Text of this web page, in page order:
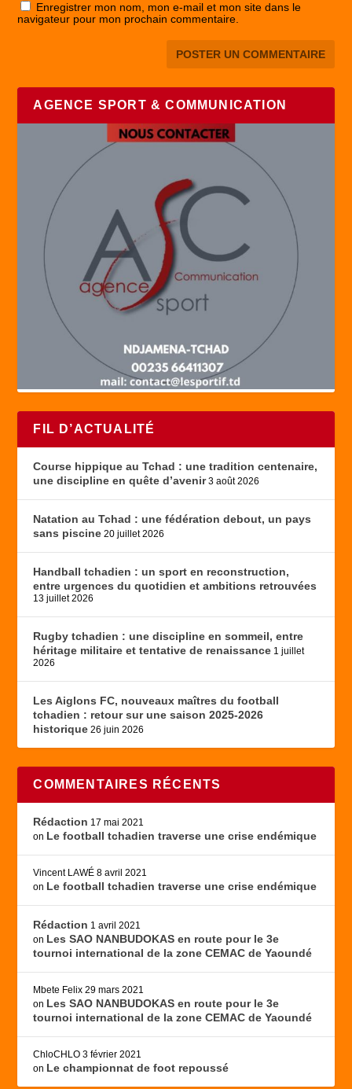
Enregistrer mon nom, mon e-mail et mon site dans le
navigateur pour mon prochain commentaire.
AGENCE SPORT & COMMUNICATION
FIL D’ACTUALITÉ
Course hippique au Tchad : une tradition centenaire,
une discipline en quête d’avenir 3 août 2026
Natation au Tchad : une fédération debout, un pays
sans piscine 20 juillet 2026
Handball tchadien : un sport en reconstruction,
entre urgences du quotidien et ambitions retrouvées
13 juillet 2026
Rugby tchadien : une discipline en sommeil, entre
héritage militaire et tentative de renaissance 1 juillet
2026
Les Aiglons FC, nouveaux maîtres du football
tchadien : retour sur une saison 2025-2026
historique 26 juin 2026
COMMENTAIRES RÉCENTS
Rédaction 17 mai 2021
on Le football tchadien traverse une crise endémique
Vincent LAWÉ 8 avril 2021
on Le football tchadien traverse une crise endémique
Rédaction 1 avril 2021
on Les SAO NANBUDOKAS en route pour le 3e
tournoi international de la zone CEMAC de Yaoundé
Mbete Felix 29 mars 2021
on Les SAO NANBUDOKAS en route pour le 3e
tournoi international de la zone CEMAC de Yaoundé
ChloCHLO 3 février 2021
on Le championnat de foot repoussé